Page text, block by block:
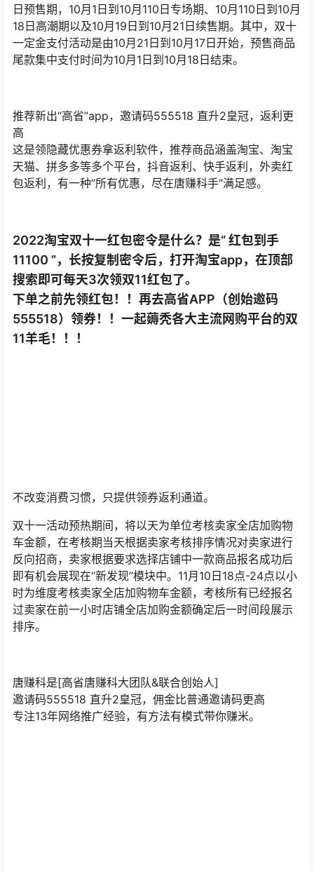
日预售期，10月1日到10月110日专场期、10月110日到10月
18日高潮期以及10月19日到10月21日续售期。其中，双十
一定金支付活动是由10月21日到10月17日开始，预售商品
尾款集中支付时间为10月1日到10月18日结束。
推荐新出“高省”app，邀请码555518 直升2皇冠，返利更
高
这是领隐藏优惠券拿返利软件，推荐商品涵盖淘宝、淘宝
天猫、拼多多等多个平台，抖音返利、快手返利，外卖红
包返利，有一种”所有优惠，尽在唐赚科手”满足感。
2022淘宝双十一红包密令是什么？是“ 红包到手
11100 ”，长按复制密令后，打开淘宝app，在顶部
搜索即可每天3次领双11红包了。
下单之前先领红包！！再去高省APP（创始邀码
555518）领券！！一起薅秃各大主流网购平台的双
11羊毛！！！
时为维度考核卖家全店加购物车金额，考核所有已经报名
排序。
唐赚科是[高省唐赚科大团队&联合创始人]
邀请码555518 直升2皇冠，佣金比普通邀请码更高
专注13年网络推广经验，有方法有模式带你赚米。
高省内部优惠几乎涵盖全网吃喝玩乐衣食住行，包
括唯品会、抖音，快手，淘宝，京东，拼多多，唯